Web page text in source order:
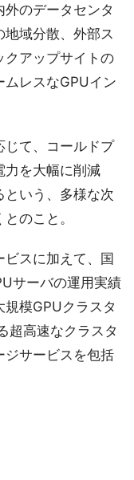
のデータセンタ
域分散、外部ス
クアップサイトの
レスなGPUイン
じて、コールドプ
力を大幅に削減
という、多様な次
のこと。
ビスに加えて、国
サーバの運用実績
模GPUクラスタ
超高速なクラスタ
ジサービスを包括